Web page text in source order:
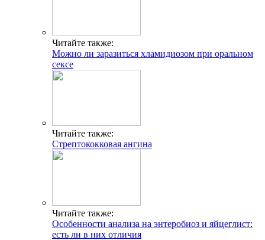
Читайте также:
Можно ли заразиться хламидиозом при оральном
сексе
Читайте также:
Стрептококковая ангина
Читайте также:
Особенности анализа на энтеробиоз и яйцеглист:
есть ли в них отличия